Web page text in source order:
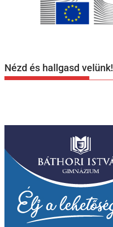
Nézd és hallgasd velünk!